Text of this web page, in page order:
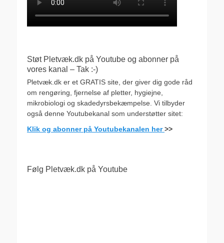
Støt Pletvæk.dk på Youtube og abonner på
vores kanal – Tak :-)
Pletvæk.dk er et GRATIS site, der giver dig gode råd
om rengøring, fjernelse af pletter, hygiejne,
mikrobiologi og skadedyrsbekæmpelse. Vi tilbyder
også denne Youtubekanal som understøtter sitet:
Klik og abonner på Youtubekanalen her>>
Følg Pletvæk.dk på Youtube